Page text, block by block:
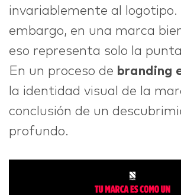
invariablemente al logotipo.
embargo, en una marca
eso representa solo la
En un proceso de branding
la identidad visual de la
conclusión de un
profundo.
ABOUT
CONTACT